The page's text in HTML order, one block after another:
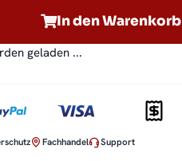
In den Warenkorb
geladen ...
Fachhandel Support